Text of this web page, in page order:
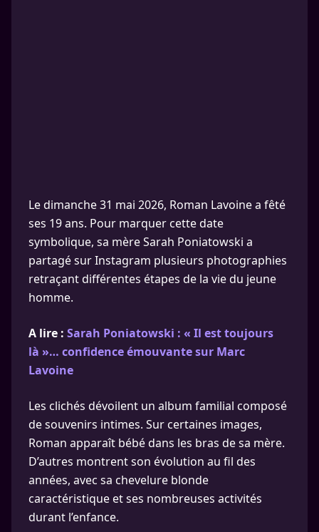
Le dimanche 31 mai 2026, Roman Lavoine a fêté
ses 19 ans. Pour marquer cette date
symbolique, sa mère Sarah Poniatowski a
partagé sur Instagram plusieurs photographies
retraçant différentes étapes de la vie du jeune
homme.
A lire : Sarah Poniatowski : « Il est toujours
là »… confidence émouvante sur Marc
Lavoine
Les clichés dévoilent un album familial composé
de souvenirs intimes. Sur certaines images,
Roman apparaît bébé dans les bras de sa mère.
D’autres montrent son évolution au fil des
années, avec sa chevelure blonde
caractéristique et ses nombreuses activités
durant l’enfance.